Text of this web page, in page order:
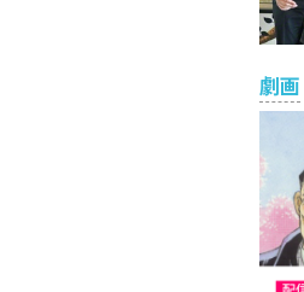
劇画